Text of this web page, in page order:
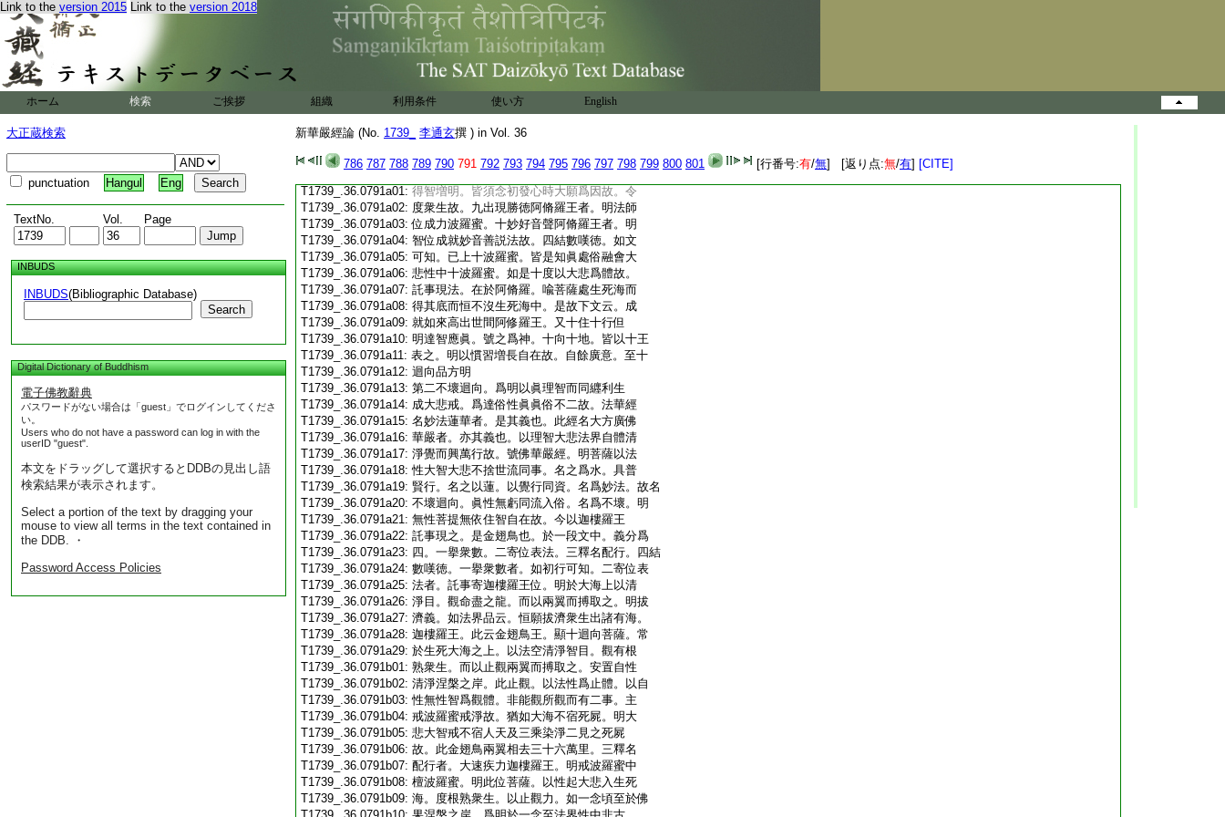
Link to the version 2015 Link to the version 2018
ホーム 検索 ご挨拶 組織 利用条件 使い方 English
大正蔵検索
punctuation Hangul Eng
TextNo. Vol. Page
INBUDS
INBUDS(Bibliographic Database)
Search
Digital Dictionary of Buddhism
電子佛教辭典
パスワードがない場合は「guest」でログインしてくださ
い。
Users who do not have a password can log in with the
userID "guest".
本文をドラッグして選択するとDDBの見出し語
検索結果が表示されます。
Select a portion of the text by dragging your
mouse to view all terms in the text contained in
the DDB. ・
Password Access Policies
新華嚴經論 (No. 1739_ 李通玄撰 ) in Vol. 36
786 787 788 789 790 791 792 793 794 795 796 797 798 799 800 801 [行番号:有/無] [返り点:無/有] [CITE]
T1739_.36.0790c19:摩質多羅者。此云響高。明以大悲大願音聲
T1739_.36.0790c20: 誓度三界六道故。以悲願爲戒體。王者。自在
T1739_.36.0790c21:義故處苦海中沈浮自在故。三巧幻術阿脩
T1739_.36.0790c22:
羅王者。明忍波羅蜜。此位菩薩雖居生死大
海常得如幻忍故。四大眷屬阿脩羅王者。主
T1739_.36.0790c24:精進波羅蜜。明以萬行攝衆生遍故。五大力
T1739_.36.0790c25:阿脩羅王者。明以法性大禪定力在苦海而
T1739_.36.0790c26:
無苦故。六遍照阿脩羅王者。明慧光攝化衆
T1739_.36.0790c27:生遍故。七堅固行妙莊嚴阿脩羅王者。明大
T1739_.36.0790c28: 悲方便爲嚴故。八廣大因慧阿脩羅王者。以
T1739_.36.0791a01: 得智増明。皆須念初發心時大願爲因故。令
T1739_.36.0791a02: 度衆生故。九出現勝徳阿脩羅王者。明法師
T1739_.36.0791a03:位成力波羅蜜。十妙好音聲阿脩羅王者。明
T1739_.36.0791a04: 智位成就妙音善説法故。四結數嘆徳。如文
T1739_.36.0791a05: 可知。已上十波羅蜜。皆是知眞處俗融會大
T1739_.36.0791a06: 悲性中十波羅蜜。如是十度以大悲爲體故。
T1739_.36.0791a07: 託事現法。在於阿脩羅。喩菩薩處生死海而
T1739_.36.0791a08: 得其底而恒不沒生死海中。是故下文云。成
T1739_.36.0791a09: 就如來高出世間阿修羅王。又十住十行但
T1739_.36.0791a10: 明達智應眞。號之爲神。十向十地。皆以十王
T1739_.36.0791a11: 表之。明以慣習増長自在故。自餘廣意。至十
T1739_.36.0791a12: 迴向品方明
T1739_.36.0791a13: 第二不壞迴向。爲明以眞理智而同纒利生
T1739_.36.0791a14: 成大悲戒。爲達俗性眞眞俗不二故。法華經
T1739_.36.0791a15: 名妙法蓮華者。是其義也。此經名大方廣佛
T1739_.36.0791a16: 華嚴者。亦其義也。以理智大悲法界自體清
T1739_.36.0791a17: 淨覺而興萬行故。號佛華嚴經。明菩薩以法
T1739_.36.0791a18:性大智大悲不捨世流同事。名之爲水。具普
T1739_.36.0791a19: 賢行。名之以蓮。以覺行同資。名爲妙法。故名
T1739_.36.0791a20: 不壞迴向。眞性無虧同流入俗。名爲不壞。明
T1739_.36.0791a21: 無性菩提無依住智自在故。今以迦樓羅王
T1739_.36.0791a22: 託事現之。是金翅鳥也。於一段文中。義分爲
T1739_.36.0791a23: 四。一擧衆數。二寄位表法。三釋名配行。四結
T1739_.36.0791a24: 數嘆徳。一擧衆數者。如初行可知。二寄位表
T1739_.36.0791a25: 法者。託事寄迦樓羅王位。明於大海上以清
T1739_.36.0791a26: 淨目。觀命盡之龍。而以兩翼而搏取之。明拔
T1739_.36.0791a27: 濟義。如法界品云。恒願拔濟衆生出諸有海。
T1739_.36.0791a28: 迦樓羅王。此云金翅鳥王。顯十迴向菩薩。常
T1739_.36.0791a29: 於生死大海之上。以法空清淨智目。觀有根
T1739_.36.0791b01: 熟衆生。而以止觀兩翼而搏取之。安置自性
T1739_.36.0791b02: 清淨涅槃之岸。此止觀。以法性爲止體。以自
T1739_.36.0791b03:性無性智爲觀體。非能觀所觀而有二事。主
T1739_.36.0791b04: 戒波羅蜜戒淨故。猶如大海不宿死屍。明大
T1739_.36.0791b05: 悲大智戒不宿人天及三乘染淨二見之死屍
T1739_.36.0791b06: 故。此金翅鳥兩翼相去三十六萬里。三釋名
T1739_.36.0791b07: 配行者。大速疾力迦樓羅王。明戒波羅蜜中
T1739_.36.0791b08: 檀波羅蜜。明此位菩薩。以性起大悲入生死
T1739_.36.0791b09: 海。度根熟衆生。以止觀力。如一念頃至於佛